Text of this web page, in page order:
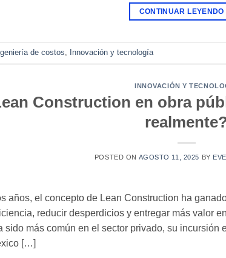
CONTINUAR LEYENDO
de costos Innovación y tecnología
INNOVACIÓN Y
Construction en obra
POSTED ON AGOSTO 11, 2025 BY
años, el concepto de Lean Construction ha
reducir desperdicios y entregar más valor
sido más común en el sector privado, su incursión
[…]